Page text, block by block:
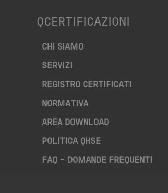
QCERTIFICAZIONI
CHI SIAMO
SERVIZI
REGISTRO CERTIFICATI
NORMATIVA
AREA DOWNLOAD
POLITICA QHSE
FAQ – DOMANDE FREQUENTI